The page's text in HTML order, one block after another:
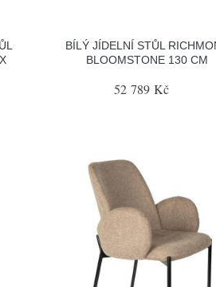
BÍLÝ JÍDELNÍ STŮL
BLOOMSTONE 130 CM
52 789 Kč